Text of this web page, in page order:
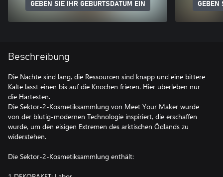
GEBEN SIE IHR GEBURTSDATUM EIN GEBEN
Beschreibung
Die Nächte sind lang, die Ressourcen sind knapp und eine bittere
Kälte lässt einen bis auf die Knochen frieren. Hier überleben nur
die Härtesten.
Die Sektor-2-Kosmetiksammlung von Meet Your Maker wurde
von der blutig-modernen Technologie inspiriert, die erschaffen
wurde, um den eisigen Extremen des arktischen Ödlands zu
widerstehen.
Die Sektor-2-Kosmetiksammlung enthält: